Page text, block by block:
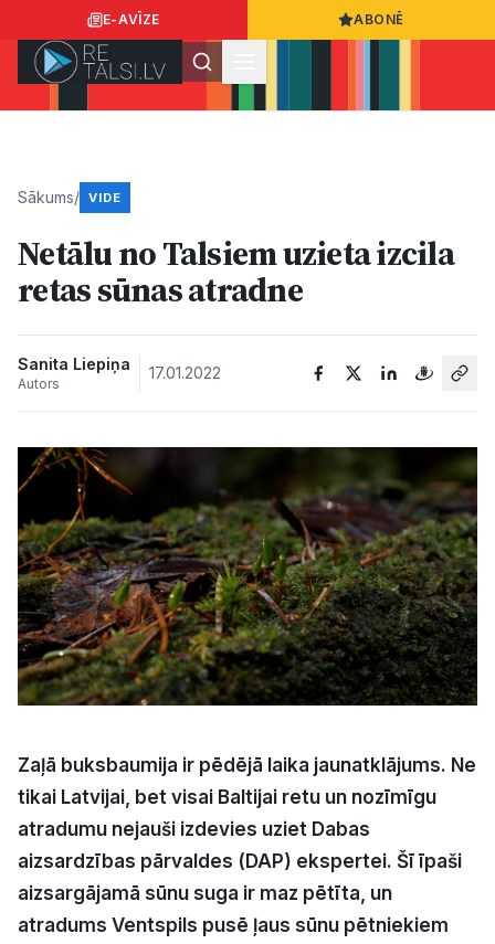
E-AVĪZE ABONĒ
Ziņas
Kultūra
Bizness
Video
Pasākumi
Sākums/ VIDE
Netālu no Talsiem uzieta izcila
retas sūnas atradne
Sanita Liepiņa
Autors
17.01.2022
Zaļā buksbaumija ir pēdējā laika jaunatklājums. Ne
tikai Latvijai, bet visai Baltijai retu un nozīmīgu
atradumu nejauši izdevies uziet Dabas
aizsardzības pārvaldes (DAP) ekspertei. Šī īpaši
aizsargājamā sūnu suga ir maz pētīta, un
atradums Ventspils pusē ļaus sūnu pētniekiem